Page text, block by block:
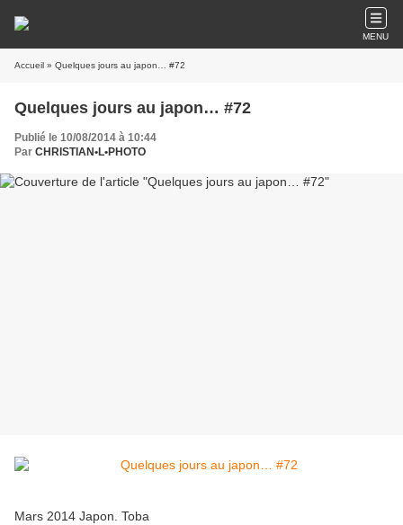
MENU
Accueil » Quelques jours au japon… #72
Quelques jours au japon… #72
Publié le 10/08/2014 à 10:44
Par CHRISTIAN•L•PHOTO
Mars 2014 Japon. Toba